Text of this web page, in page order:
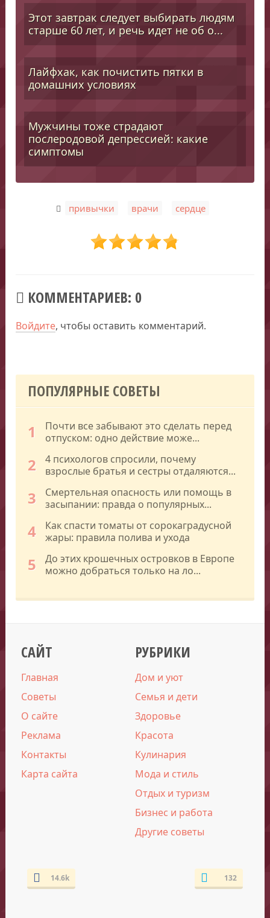
Этот завтрак следует выбирать людям
старше 60 лет, и речь идет не об о...
Лайфхак, как почистить пятки в
домашних условиях
Мужчины тоже страдают
послеродовой депрессией: какие
симптомы
привычки врачи сердце
КОММЕНТАРИЕВ: 0
Войдите, чтобы оставить комментарий.
ПОПУЛЯРНЫЕ СОВЕТЫ
1
Почти все забывают это сделать перед
отпуском: одно действие може...
2
4 психологов спросили, почему
взрослые братья и сестры отдаляются...
3
Смертельная опасность или помощь в
засыпании: правда о популярных...
4
Как спасти томаты от сорокаградусной
жары: правила полива и ухода
5
До этих крошечных островков в Европе
можно добраться только на ло...
САЙТ
Главная
Советы
О сайте
Реклама
Контакты
Карта сайта
РУБРИКИ
Дом и уют
Семья и дети
Здоровье
Красота
Кулинария
Мода и стиль
Отдых и туризм
Бизнес и работа
Другие советы
14.6k 132